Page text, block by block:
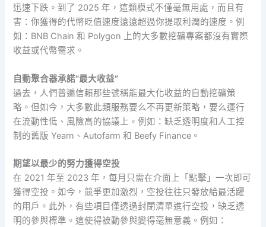
迅速下跌。到了 2025 年，這類模式不僅毫無用處，而且有
害：你獲得的代幣貶值速度遠遠超過你提取利潤的速度。例
如：BNB Chain 和 Polygon 上的大多數挖礦專案都沒有實際
收益或代幣需求。
自動聚合器承諾“最大收益”
過去，人們普遍信賴那些號稱能最大化收益的自動挖礦策
略。但如今，大多數此類服務要么不再更新策略，要么運行
在流動性低、風險高的協議上。例如：缺乏透明度和人工控
制的舊版 Yearn、Autofarm 和 Beefy Finance。
期望以最少的努力獲得空投
在 2021 年至 2023 年，每月只需在介面上「點擊」一次即可
獲得空投。如今，競爭更加激烈，空投往往只發放給最活躍
的用戶。此外，有些項目僅透過封閉清單進行空投，缺乏透
明的參與標準。這使得被動參與變得毫無意義。例如：